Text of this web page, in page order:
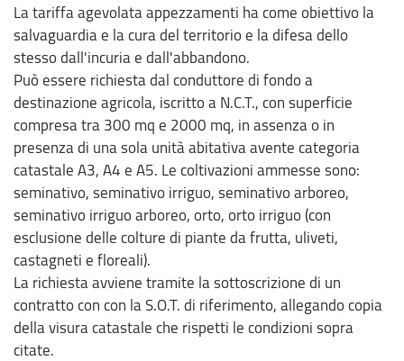
La tariffa agevolata appezzamenti ha come obiettivo la
salvaguardia e la cura del territorio e la difesa dello
stesso dall'incuria e dall'abbandono.
Può essere richiesta dal conduttore di fondo a
destinazione agricola, iscritto a N.C.T., con superficie
compresa tra 300 mq e 2000 mq, in assenza o in
presenza di una sola unità abitativa avente categoria
catastale A3, A4 e A5. Le coltivazioni ammesse sono:
seminativo, seminativo irriguo, seminativo arboreo,
seminativo irriguo arboreo, orto, orto irriguo (con
esclusione delle colture di piante da frutta, uliveti,
castagneti e floreali).
La richiesta avviene tramite la sottoscrizione di un
contratto con con la S.O.T. di riferimento, allegando copia
della visura catastale che rispetti le condizioni sopra
citate.